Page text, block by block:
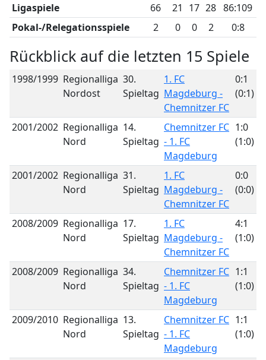
Ligaspiele
66 21 17 28 86:109
Pokal-/Relegationsspiele
2 0 0 2 0:8
Rückblick auf die letzten 15 Spiele
1998/1999 Regionalliga
Nordost
30.
Spieltag
1. FC
Magdeburg -
Chemnitzer FC
0:1
(0:1)
2001/2002 Regionalliga
Nord
14.
Spieltag
Chemnitzer FC
- 1. FC
Magdeburg
1:0
(1:0)
2001/2002 Regionalliga
Nord
31.
Spieltag
1. FC
Magdeburg -
Chemnitzer FC
0:0
(0:0)
2008/2009 Regionalliga
Nord
17.
Spieltag
1. FC
Magdeburg -
Chemnitzer FC
4:1
(1:0)
2008/2009 Regionalliga
Nord
34.
Spieltag
Chemnitzer FC
- 1. FC
Magdeburg
1:1
(1:0)
2009/2010 Regionalliga
Nord
13.
Spieltag
Chemnitzer FC
- 1. FC
Magdeburg
1:1
(1:0)